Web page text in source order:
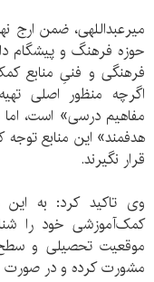
میرعبداللهی، ضمن ارج‌
حوزه فرهنگ و پیشگام
فرهنگی و فنیِ منابع
اگرچه منظور اصلی
مفاهیم درسی» است، اما
هدفمند» این منابع
قرار نگیرند.
وی تاکید کرد: به این
کمک‌آموزشی خود را
موقعیت تحصیلی و سطح
مشورت کرده و در صورت